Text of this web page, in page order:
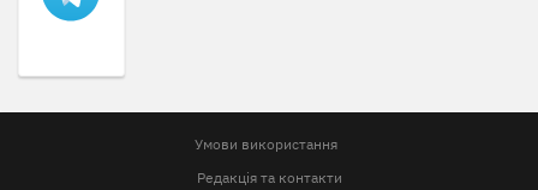
Умови використання
Редакція та контакти